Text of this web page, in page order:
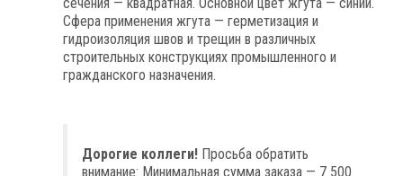
Сфера применения жгута — герметизация и
гидроизоляция швов и трещин в различных
строительных конструкциях промышленного и
гражданского назначения.
Дорогие коллеги! Просьба обратить
внимание: Минимальная сумма заказа — 7 500